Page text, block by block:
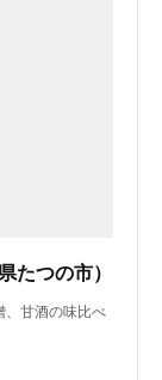
たつの市）
、甘酒の味比べ